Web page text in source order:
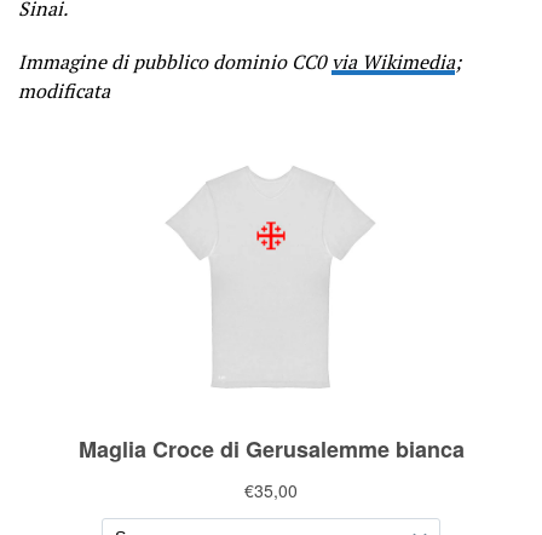
Sinai.
Immagine di pubblico dominio CC0via Wikimedia;
modificata